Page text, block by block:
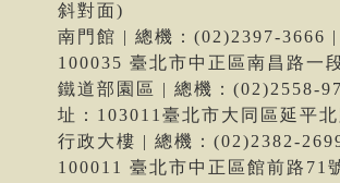
斜對面)
南門館 | 總機：(02)2397-3666 |
100035 臺北市中正區南昌路一
鐵道部園區 | 總機：(02)2558-
址：103011臺北市大同區延平
行政大樓 | 總機：(02)2382-
100011 臺北市中正區館前路71